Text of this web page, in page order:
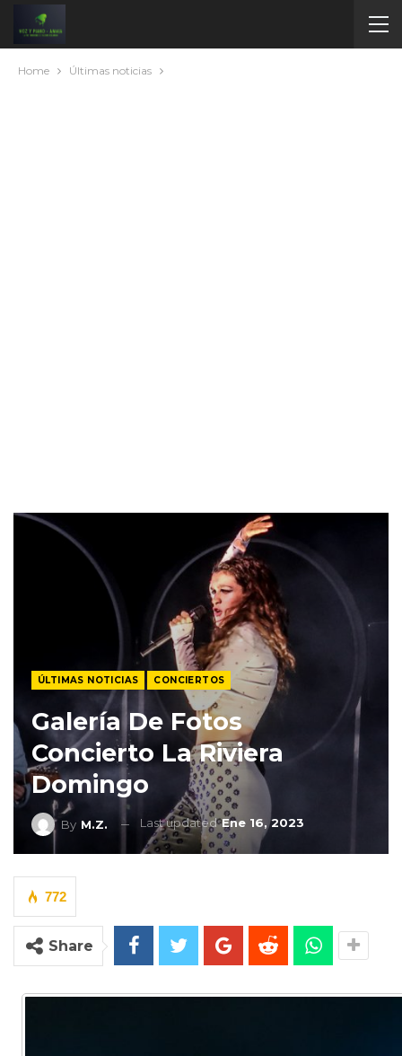
Home Últimas noticias
ÚLTIMAS NOTICIAS CONCIERTOS
Galería De Fotos
Concierto La Riviera
Domingo
By M.Z. Last updatedEne 16, 2023
772
Share